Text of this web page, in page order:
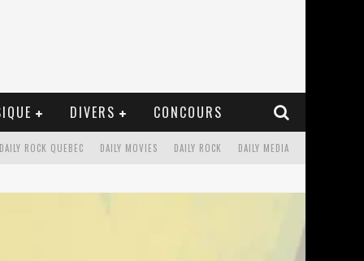
DIVERS CONCOURS
DAILY MEDIA
DAILY ROCK
DAILY MOVIES
DAILY ROCK QUEBEC